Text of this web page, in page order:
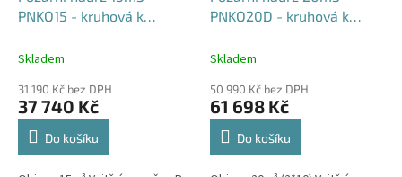
PNKO15 - kruhová k
Skladem
31 190 Kč bez DPH
37 740 Kč
Do košíku
PNKO20D - kruhová k
Skladem
50 990 Kč bez DPH
61 698 Kč
Do košíku